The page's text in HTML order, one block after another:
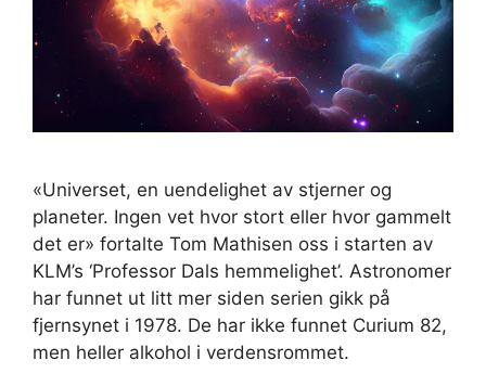
«Universet, en uendelighet av stjerner og
planeter. Ingen vet hvor stort eller hvor gammelt
det er» fortalte Tom Mathisen oss i starten av
KLM’s ‘Professor Dals hemmelighet’. Astronomer
har funnet ut litt mer siden serien gikk på
fjernsynet i 1978. De har ikke funnet Curium 82,
men heller alkohol i verdensrommet.